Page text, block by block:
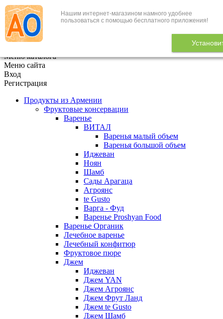
Нашим интернет-магазином намного удобнее
пользоваться с помощью бесплатного приложения!
+7 (495) 646-888-1
В корзине 0
Меню каталога
Меню сайта
Вход
Регистрация
Продукты из Армении
Фруктовые консервации
Варенье
ВИТАЛ
Варенья малый объем
Варенья большой объем
Иджеван
Ноян
Шамб
Сады Арагаца
Агроянс
te Gusto
Варга - Фуд
Варенье Proshyan Food
Варенье Органик
Лечебное варенье
Лечебный конфитюр
Фруктовое пюре
Джем
Иджеван
Джем YAN
Джем Агроянс
Джем Фрут Ланд
Джем te Gusto
Джем Шамб